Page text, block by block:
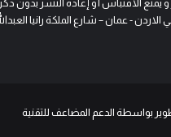
الاقتباس أو إعادة النشر بدون ذكر
- عمان – شارع الملكة رانيا
بواسطة الدعم المضاعف للتقنية